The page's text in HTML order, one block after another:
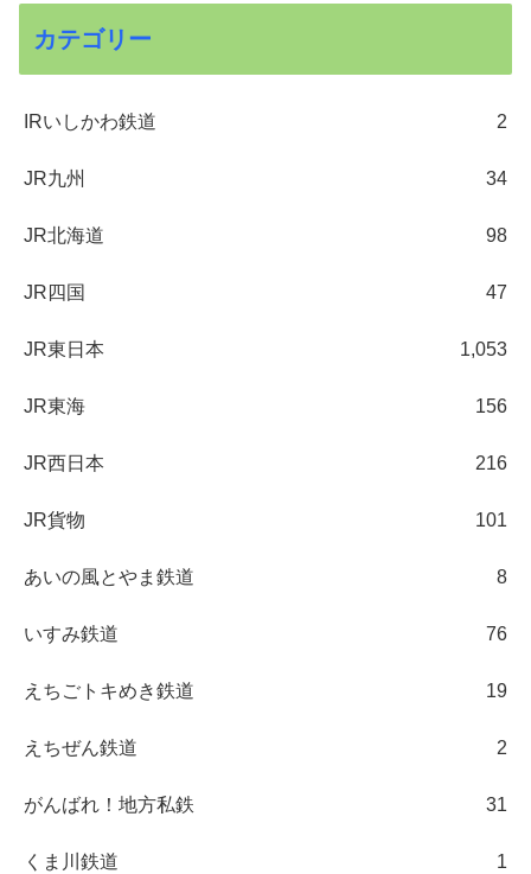
カテゴリー
IRいしかわ鉄道 2
JR九州 34
JR北海道 98
JR四国 47
JR東日本 1,053
JR東海 156
JR西日本 216
JR貨物 101
あいの風とやま鉄道 8
いすみ鉄道 76
えちごトキめき鉄道 19
えちぜん鉄道 2
がんばれ！地方私鉄 31
くま川鉄道 1